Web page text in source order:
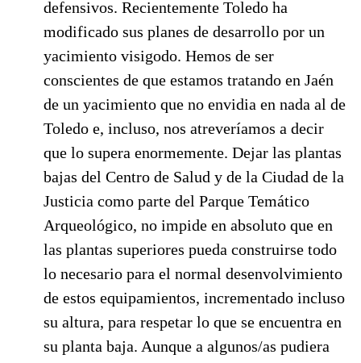
defensivos. Recientemente Toledo ha
modificado sus planes de desarrollo por un
yacimiento visigodo. Hemos de ser
conscientes de que estamos tratando en Jaén
de un yacimiento que no envidia en nada al de
Toledo e, incluso, nos atreveríamos a decir
que lo supera enormemente. Dejar las plantas
bajas del Centro de Salud y de la Ciudad de la
Justicia como parte del Parque Temático
Arqueológico, no impide en absoluto que en
las plantas superiores pueda construirse todo
lo necesario para el normal desenvolvimiento
de estos equipamientos, incrementado incluso
su altura, para respetar lo que se encuentra en
su planta baja. Aunque a algunos/as pudiera